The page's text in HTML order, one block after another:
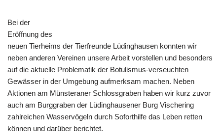
Bei der
Eröffnung des
neuen Tierheims der Tierfreunde Lüdinghausen konnten wir
neben anderen Vereinen unsere Arbeit vorstellen und besonders
auf die aktuelle Problematik der Botulismus-verseuchten
Gewässer in der Umgebung aufmerksam machen. Neben
Aktionen am Münsteraner Schlossgraben haben wir kurz zuvor
auch am Burggraben der Lüdinghausener Burg Vischering
zahlreichen Wasservögeln durch Soforthilfe das Leben retten
können und darüber berichtet.